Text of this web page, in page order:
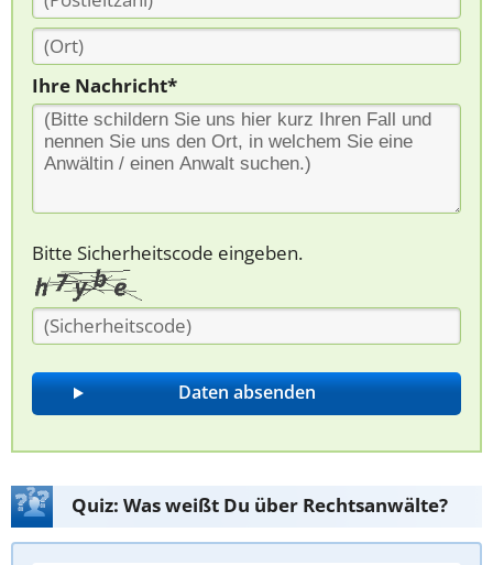
Ihre Nachricht*
Bitte Sicherheitscode eingeben.
Quiz: Was weißt Du über Rechtsanwälte?